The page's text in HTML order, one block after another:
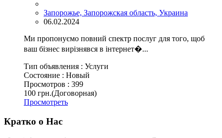
Запорожье, Запорожская область, Украина
06.02.2024
Ми пропонуємо повний спектр послуг для того, щоб
ваш бізнес вирізнявся в інтернет�...
Тип объявления : Услуги
Состояние : Новый
Просмотров : 399
100 грн.(Договорная)
Просмотреть
Кратко о Нас